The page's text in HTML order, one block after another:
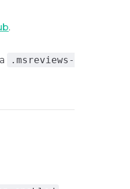
.
.msreviews-